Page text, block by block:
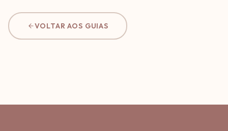
VOLTAR AOS GUIAS